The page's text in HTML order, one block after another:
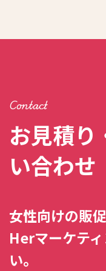
Contact
お見積り
い合わせ
女性向けの販
Herマーケテ
い。